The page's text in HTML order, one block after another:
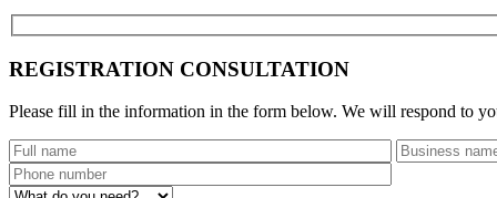
REGISTRATION CONSULTATION
Please fill in the information in the form below. We will respond to